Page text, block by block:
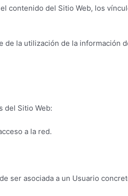
contenido del Sitio Web, los
la utilización de la información
del Sitio Web:
a la red.
ser asociada a un Usuario